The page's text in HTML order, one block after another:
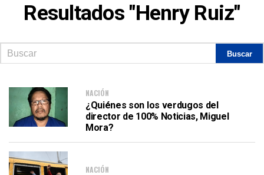
Resultados "Henry Ruiz"
NACIÓN
¿Quiénes son los verdugos del
director de 100% Noticias, Miguel
Mora?
NACIÓN